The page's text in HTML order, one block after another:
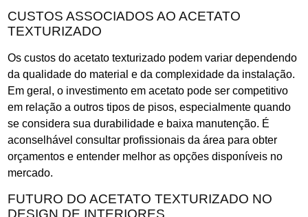
CUSTOS ASSOCIADOS AO ACETATO
TEXTURIZADO
Os custos do acetato texturizado podem variar dependendo
da qualidade do material e da complexidade da instalação.
Em geral, o investimento em acetato pode ser competitivo
em relação a outros tipos de pisos, especialmente quando
se considera sua durabilidade e baixa manutenção. É
aconselhável consultar profissionais da área para obter
orçamentos e entender melhor as opções disponíveis no
mercado.
FUTURO DO ACETATO TEXTURIZADO NO
DESIGN DE INTERIORES